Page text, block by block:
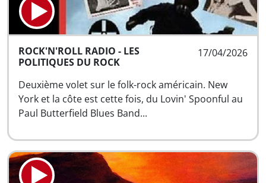
17/04/2026
ROCK'N'ROLL RADIO - LES
POLITIQUES DU ROCK
Deuxième volet sur le folk-rock américain. New
York et la côte est cette fois, du Lovin' Spoonful au
Paul Butterfield Blues Band...